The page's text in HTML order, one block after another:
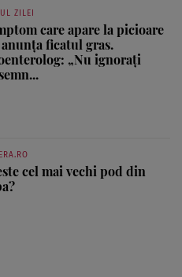
ZILEI
care apare la picioare
ficatul gras.
„Nu ignorați
cel mai vechi pod din